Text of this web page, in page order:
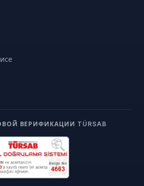
ВЕРИФИКАЦИИ TÜRSAB